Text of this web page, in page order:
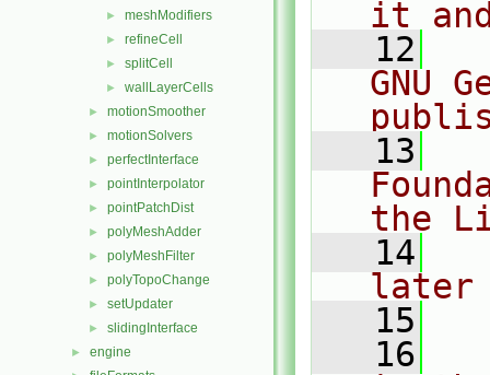
► meshModifiers
► refineCell
► splitCell
► wallLayerCells
► motionSmoother
► motionSolvers
► perfectInterface
► pointInterpolator
► pointPatchDist
► polyMeshAdder
► polyMeshFilter
► polyTopoChange
► setUpdater
► slidingInterface
► engine
it
   12
GNU
   13
the
   14
later
   15
   16